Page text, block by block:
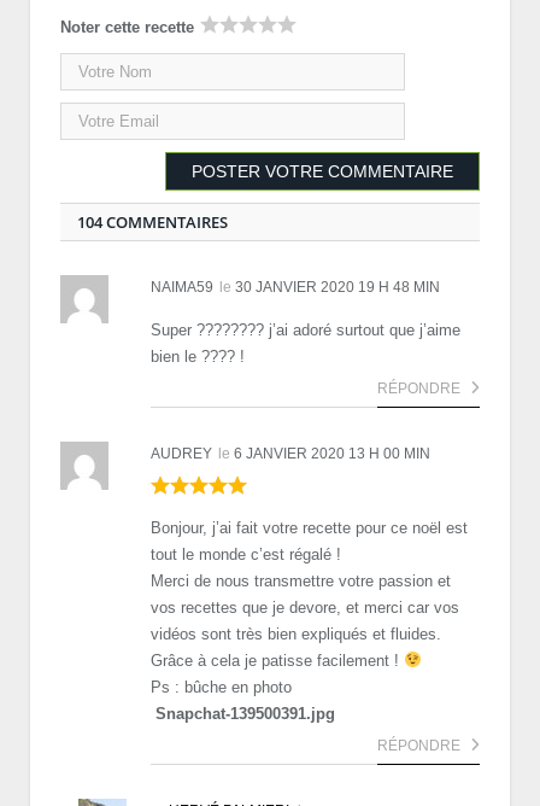
Noter cette recette
104 COMMENTAIRES
NAIMA59 le 30 JANVIER 2020 19 H 48 MIN
Super ???????? j’ai adoré surtout que j’aime
bien le ???? !
RÉPONDRE
AUDREY le 6 JANVIER 2020 13 H 00 MIN
Bonjour, j’ai fait votre recette pour ce noël est
tout le monde c’est régalé !
Merci de nous transmettre votre passion et
vos recettes que je devore, et merci car vos
vidéos sont très bien expliqués et fluides.
Grâce à cela je patisse facilement !
Ps : bûche en photo
Snapchat-139500391.jpg
RÉPONDRE